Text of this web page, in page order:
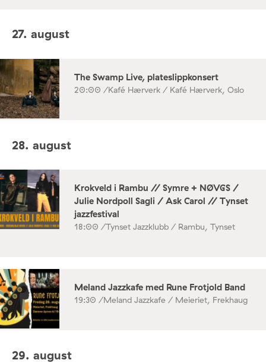
27. august
The Swamp Live, plateslippkonsert
20:00 /Kafé Hærverk / Kafé Hærverk, Oslo
28. august
Krokveld i Rambu // Symre + NØVGS /
Julie Nordpoll Sagli / Ask Carol // Tynset
jazzfestival
18:00 /Tynset Jazzklubb / Rambu, Tynset
Meland Jazzkafe med Rune Frotjold Band
19:30 /Meland Jazzkafe / Meieriet, Frekhaug
29. august